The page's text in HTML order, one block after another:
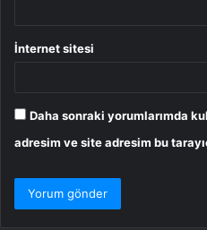
İnternet sitesi
Daha sonraki yorumlarımda
adresim ve site adresim bu